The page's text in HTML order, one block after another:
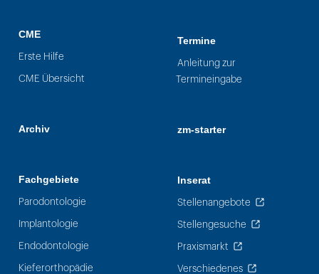
CME
Erste Hilfe
CME Übersicht
Archiv
Fachgebiete
Parodontologie
Implantologie
Endodontologie
Kieferorthopädie
Termine
Anleitung zur
Termineingabe
zm-starter
Inserat
Stellenangebote
Stellengesuche
Praxismarkt
Verschiedenes